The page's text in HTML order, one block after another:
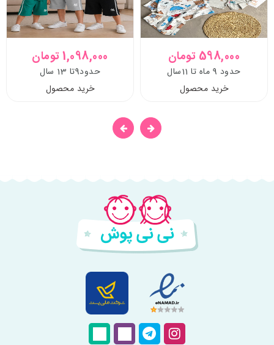
598,000 تومان
حدود 9 ماه تا 11سال
خرید محصول
1,098,000 تومان
حدود9تا 13 سال
خرید محصول